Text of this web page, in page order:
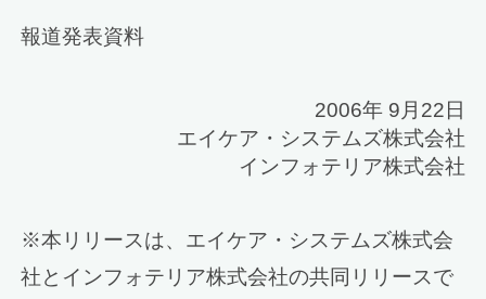
報道発表資料
2006年 9月22日
エイケア・システムズ株式会社
インフォテリア株式会社
※本リリースは、エイケア・システムズ株式会
社とインフォテリア株式会社の共同リリースで